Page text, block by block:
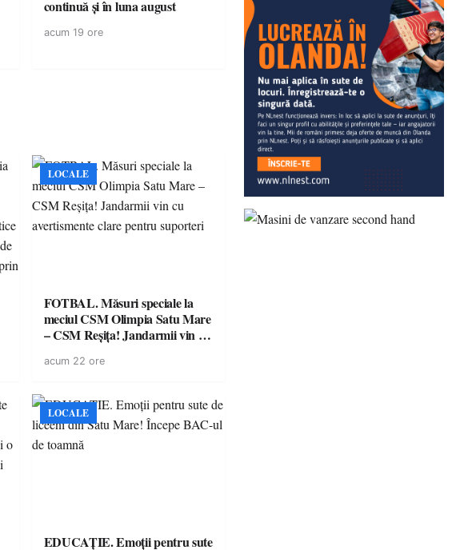
continuă și în luna august
acum 19 ore
LOCALE
FOTBAL. Măsuri speciale la
meciul CSM Olimpia Satu Mare
– CSM Reșița! Jandarmii vin cu
suporteri
acum 22 ore
LOCALE
EDUCAȚIE. Emoții pentru sute